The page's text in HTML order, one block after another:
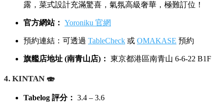
露，菜式設計充滿驚喜，氣氛高級奢華，極難訂位！
官方網站： Yoroniku 官網
預約連結：可透過 TableCheck 或 OMAKASE 預約
旗艦店地址 (南青山店)： 東京都港區南青山 6-6-22 B1F
4. KINTAN 🍣
Tabelog 評分： 3.4 – 3.6